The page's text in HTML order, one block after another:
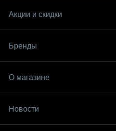
Акции и скидки
Бренды
О магазине
Новости